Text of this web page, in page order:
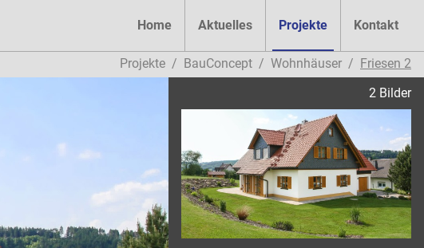
Home Aktuelles Projekte Kontakt
Projekte BauConcept Wohnhäuser
Friesen 2
2 Bilder